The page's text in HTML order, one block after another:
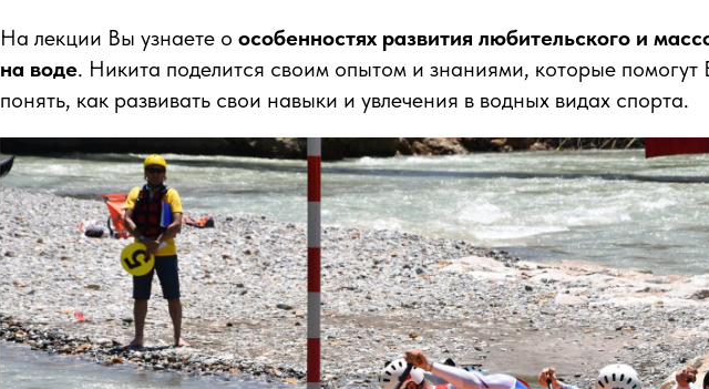
На лекции Вы узнаете о особенностях развития любительского и
на воде. Никита поделится своим опытом и знаниями, которые помогут
понять, как развивать свои навыки и увлечения в водных видах спорта.